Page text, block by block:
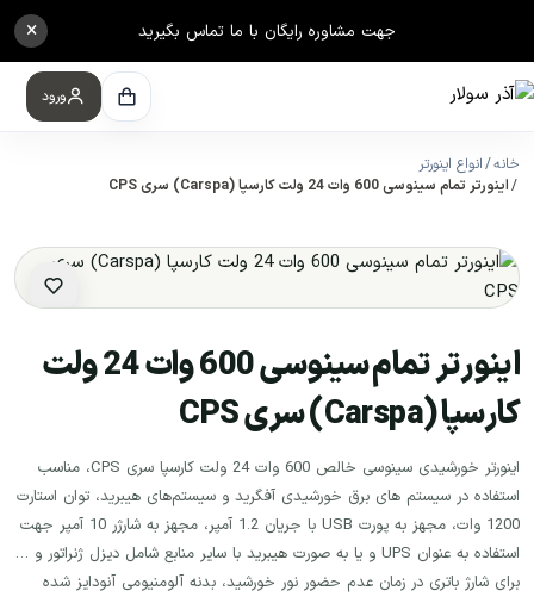
جهت مشاوره رایگان با ما تماس بگیرید ×
ورود
خانه انواع اینورتر
اینورتر تمام سینوسی 600 وات 24 ولت کارسپا (Carspa) سری CPS
اینورتر تمام سینوسی 600 وات 24 ولت
کارسپا (Carspa) سری CPS
اینورتر خورشیدی سینوسی خالص 600 وات 24 ولت کارسپا سری CPS، مناسب
استفاده در سیستم های برق خورشیدی آفگرید و سیستم‌های هیبرید، توان استارت
1200 وات، مجهز به پورت USB با جریان 1.2 آمپر، مجهز به شارژر 10 آمپر جهت
استفاده به عنوان UPS و یا به صورت هیبرید با سایر منابع شامل دیزل ژنراتور و …
برای شارژ باتری در زمان عدم حضور نور خورشید، بدنه آلومنیومی آنودایز شده